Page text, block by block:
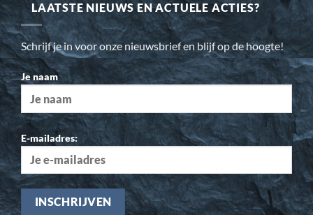
LAATSTE NIEUWS EN ACTUELE ACTIES?
Schrijf je in voor onze nieuwsbrief en blijf op de hoogte!
Je naam
E-mailadres: